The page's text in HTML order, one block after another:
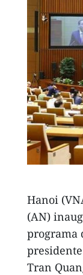
Hanoi
(AN)
programa
Tran